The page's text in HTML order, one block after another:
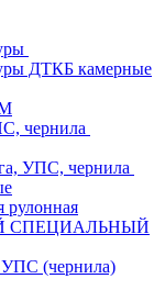
ДТКБ камерные
чернила
УПС, чернила
рулонная
СПЕЦИАЛЬНЫЙ
(чернила)